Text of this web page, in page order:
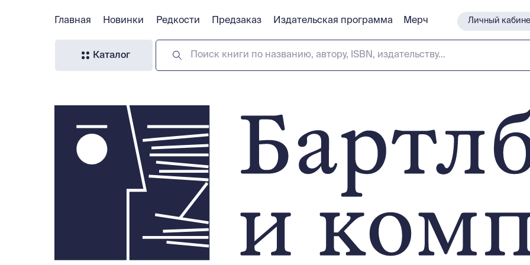
Личный
Поиск книги по названию, автору, ISBN, издательству...
Новинки Предзаказ Издательская программа Мерч
Редкости
Главная
Каталог
Личный
Новинки Предзаказ Издательская программа Мерч
Редкости
Главная